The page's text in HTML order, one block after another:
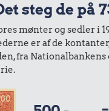
100 g
steg de på
mønter og sedler i
er af de
fra